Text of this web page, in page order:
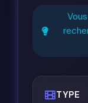
TYPE